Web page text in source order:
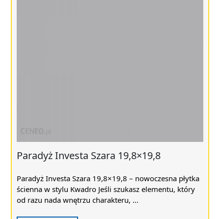
Paradyż Investa Szara 19,8×19,8
Paradyż Investa Szara 19,8×19,8 – nowoczesna płytka
ścienna w stylu Kwadro Jeśli szukasz elementu, który
od razu nada wnętrzu charakteru, ...